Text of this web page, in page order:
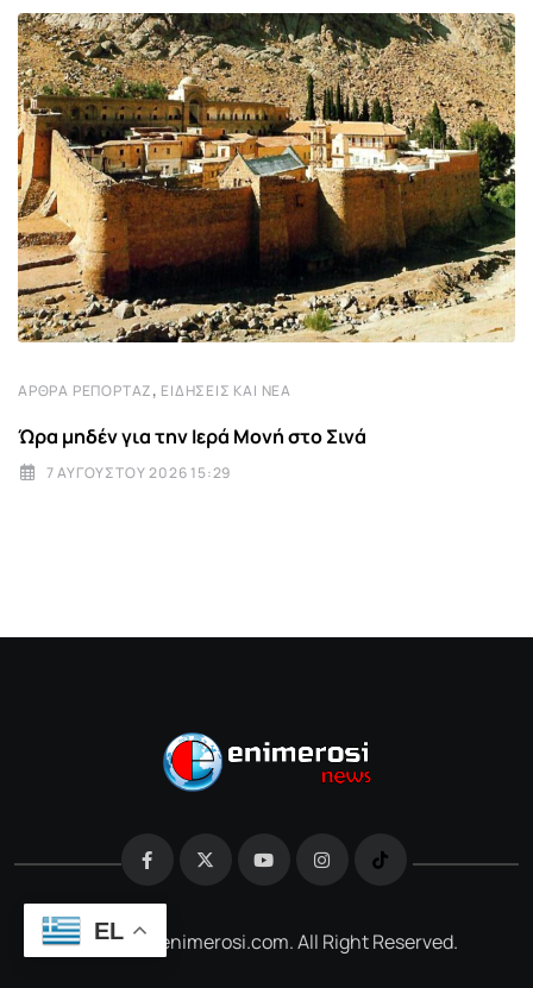
ΆΡΘΡΑ ΡΕΠΟΡΤΆΖ, ΕΙΔΉΣΕΙΣ ΚΑΙ ΝΈΑ
Ώρα μηδέν για την Ιερά Μονή στο Σινά
7 ΑΥΓΟΎΣΤΟΥ 2026 15:29
@2026 e-enimerosi.com. All Right Reserved.
EL